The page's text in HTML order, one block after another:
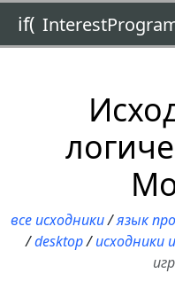
if(
все исходники/язык
/desktop/исходники